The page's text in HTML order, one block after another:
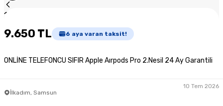
1
9.650 TL 6 aya varan taksit!
ONLİNE TELEFONCU SIFIR Apple Aırpods Pro 2.Nesil 24 Ay Garantili
İlkadım, Samsun
10 Tem 2026